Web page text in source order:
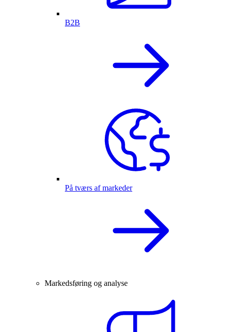
B2B
På tværs af markeder
Markedsføring og analyse